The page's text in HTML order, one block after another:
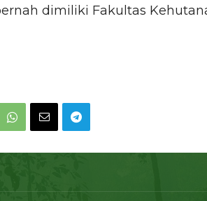
dimiliki Fakultas